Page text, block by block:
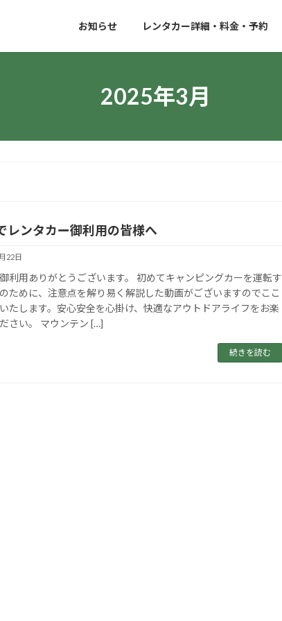
お知らせ レンタカー詳細・料金・予約
2025年3月
レンタカー御利用の皆様へ
22日
利用ありがとうございます。 初めてキャンピングカーを運転す
ために、注意点を解り易く解説した動画がございますのでここ
たします。安心安全を心掛け、快適なアウトドアライフをお楽
さい。 マウンテン […]
続きを読む